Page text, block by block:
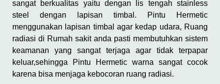
sangat berkualitas yaitu dengan lis tengah stainless
steel dengan lapisan timbal. Pintu Hermetic
menggunakan lapisan timbal agar kedap udara, Ruang
radiasi di Rumah sakit anda pasti membutuhkan sistem
keamanan yang sangat terjaga agar tidak terpapar
keluar,sehingga Pintu Hermetic warna sangat cocok
karena bisa menjaga kebocoran ruang radiasi.